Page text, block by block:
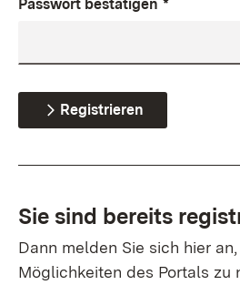
Passwort bestätigen *
Registrieren
Sie sind bereits
Dann melden Sie sich hier
Möglichkeiten des Portals zu